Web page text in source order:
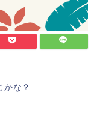
かな？